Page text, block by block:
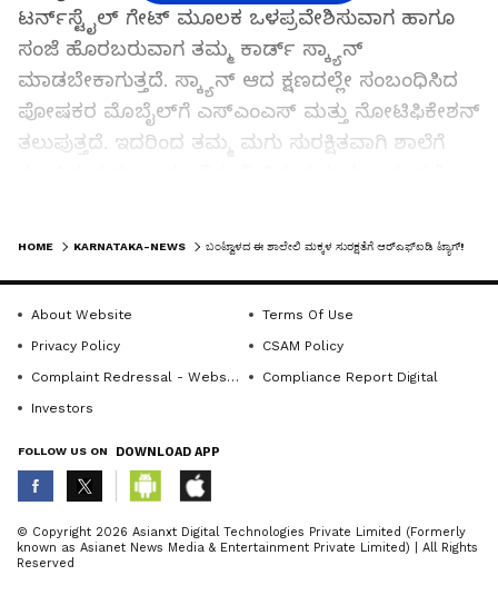
ಟರ್ನ್‌ಸ್ಟೈಲ್ ಗೇಟ್ ಮೂಲಕ ಒಳಪ್ರವೇಶಿಸುವಾಗ ಹಾಗೂ
ಸಂಜೆ ಹೊರಬರುವಾಗ ತಮ್ಮ ಕಾರ್ಡ್ ಸ್ಕ್ಯಾನ್
ಮಾಡಬೇಕಾಗುತ್ತದೆ. ಸ್ಕ್ಯಾನ್ ಆದ ಕ್ಷಣದಲ್ಲೇ ಸಂಬಂಧಿಸಿದ
ಪೋಷಕರ ಮೊಬೈಲ್‌ಗೆ ಎಸ್‌ಎಂಎಸ್ ಮತ್ತು ನೋಟಿಫಿಕೇಶನ್
ತಲುಪುತ್ತದೆ. ಇದರಿಂದ ತಮ್ಮ ಮಗು ಸುರಕ್ಷಿತವಾಗಿ ಶಾಲೆಗೆ
ಬಸ್ಸಿನಲ್ಲಿಯೂ ಡಿಜಿಟಲ್ ವ್ಯವಸ್ಥೆ:
ಶಾಲಾ ಸಾರಿಗೆ ವ್ಯವಸ್ಥೆಯನ್ನೂ ಸಂಪೂರ್ಣ ಡಿಜಿಟಲ್
ಮಾದರಿಗೆ ಪರಿವರ್ತಿಸಲಾಗಿದೆ. ವಿದ್ಯಾರ್ಥಿಗಳು ಶಾಲಾ ಬಸ್
ಏರುವಾಗ ಮತ್ತು ಇಳಿಯುವಾಗ ಬಸ್‌ನಲ್ಲಿರುವ ಆರ್‌ಎಫ್‌ಐಡಿ
ವಿದ್ಯಾರ್ಥಿ ಯಾವ ಸಮಯದಲ್ಲಿ ಯಾವ ಬಸ್‌ನಲ್ಲಿ
ಪ್ರಯಾಣಿಸಿದ್ದಾನೆ ಎಂಬ ಮಾಹಿತಿ ಸ್ವಯಂಚಾಲಿತವಾಗಿ
ದಾಖಲಾಗುತ್ತದೆ. ಶಾಲೆಯಲ್ಲಿ 11 ನಿಯಮಿತ ಬಸ್‌ಗಳು
ಕಾರ್ಯನಿರ್ವಹಿಸುತ್ತಿದ್ದು, ಯಾವುದೇ ಬಸ್‌ನಲ್ಲಿ ತಾಂತ್ರಿಕ
ABOUT THE AUTHOR
K KannadaprabhaNewsNetwork
HOME KARNATAKA-NEWS ಬಂಟ್ವಾಳದ ಈ ಶಾಲೇಲಿ ಮಕ್ಕಳ ಸುರಕ್ಷತೆಗೆ ಆರ್‌ಎಫ್‌ಐಡಿ ಟ್ಯಾಗ್‌!
About Website
Terms Of Use
Privacy Policy
CSAM Policy
Complaint Redressal - Website
Compliance Report Digital
Investors
FOLLOW US ON DOWNLOAD APP
© Copyright 2026 Asianxt Digital Technologies Private Limited (Formerly
known as Asianet News Media & Entertainment Private Limited) | All Rights
Reserved